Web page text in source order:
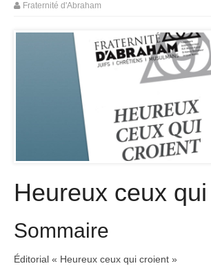
Fraternité d'Abraham
Heureux ceux
Sommaire
Éditorial « Heureux ceux qui croient »